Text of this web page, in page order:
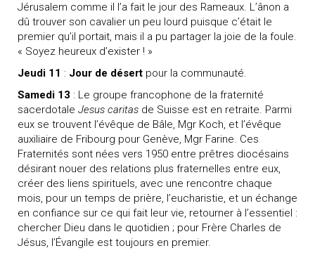
Jérusalem comme il l’a fait le jour des Rameaux. L’ânon a
dû trouver son cavalier un peu lourd puisque c’était le
premier qu’il portait, mais il a pu partager la joie de la foule.
« Soyez heureux d’exister ! »
Jeudi 11 : Jour de désert pour la communauté.
Samedi 13 : Le groupe francophone de la fraternité
sacerdotale Jesus caritas de Suisse est en retraite. Parmi
eux se trouvent l’évêque de Bâle, Mgr Koch, et l’évêque
auxiliaire de Fribourg pour Genève, Mgr Farine. Ces
Fraternités sont nées vers 1950 entre prêtres diocésains
désirant nouer des relations plus fraternelles entre eux,
créer des liens spirituels, avec une rencontre chaque
mois, pour un temps de prière, l’eucharistie, et un échange
en confiance sur ce qui fait leur vie, retourner à l’essentiel :
chercher Dieu dans le quotidien ; pour Frère Charles de
Jésus, l’Évangile est toujours en premier.